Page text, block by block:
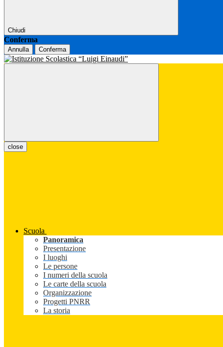
Chiudi
Conferma
Annulla Conferma
close
Scuola
Panoramica
Presentazione
I luoghi
Le persone
I numeri della scuola
Le carte della scuola
Organizzazione
Progetti PNRR
La storia